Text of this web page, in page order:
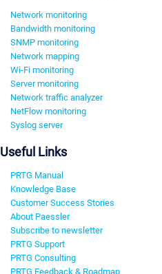
Network monitoring
Bandwidth monitoring
SNMP monitoring
Network mapping
Wi-Fi monitoring
Server monitoring
Network traffic analyzer
NetFlow monitoring
Syslog server
Useful Links
PRTG Manual
Knowledge Base
Customer Success Stories
About Paessler
Subscribe to newsletter
PRTG Support
PRTG Consulting
PRTG Feedback & Roadmap